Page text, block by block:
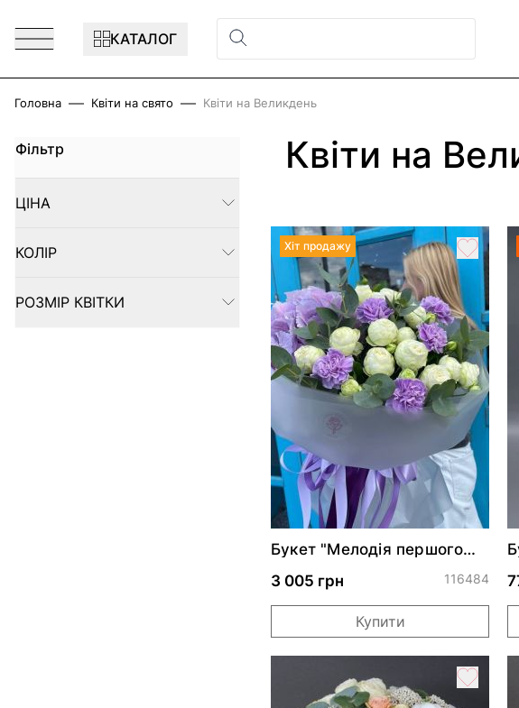
КАТАЛОГ
Головна Квіти на свято Квіти на Великдень
Фільтр
ЦІНА
FILTER
КОЛІР
FILTER
РОЗМІР КВІТКИ
FILTER
Квіти на
Хіт продажу
Букет "Мелодія першого
3 005 грн
116484
Купити